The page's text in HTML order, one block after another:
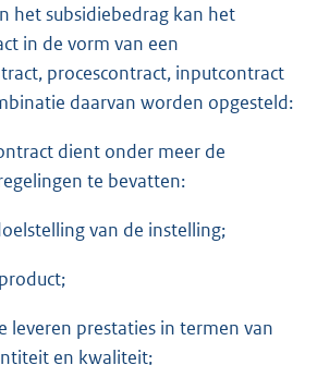
het subsidiebedrag kan het
in de vorm van een
procescontract, inputcontract
daarvan worden opgesteld:
dient onder meer de
te bevatten:
van de instelling;
leveren prestaties in termen van
en kwaliteit;